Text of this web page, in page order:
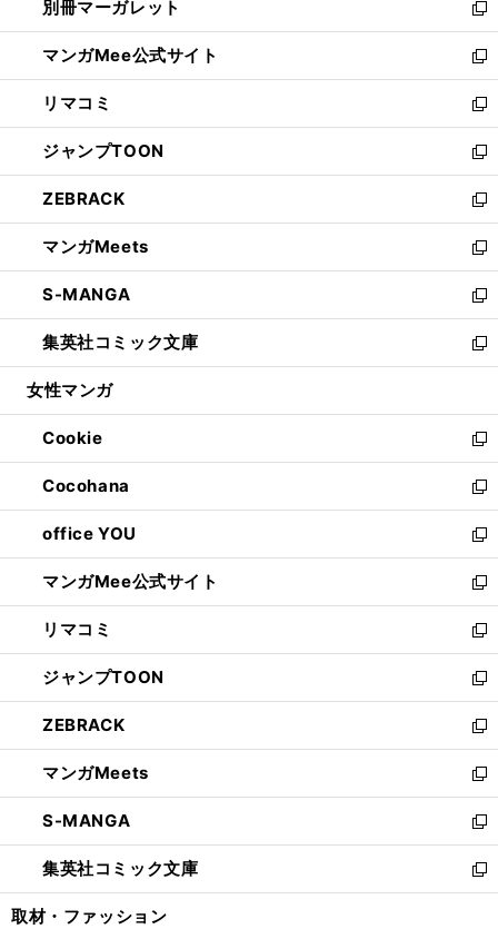
く
で
開
く
ィ
ン
ド
ウ
で
開
く
い
ウ
ィ
ン
ド
ウ
で
開
く
別冊マーガレット
新
し
い
ウ
ィ
ン
ド
ウ
で
開
く
マンガMee公式サイト
新
し
い
ウ
ィ
ン
ド
ウ
で
開
く
リマコミ
新
し
い
ウ
ィ
ン
ド
ウ
で
開
く
ジャンプTOON
新
し
い
ウ
ィ
ン
ド
ウ
で
開
ZEBRACK
新
し
い
ウ
ィ
ン
ド
ウ
開
く
マンガMeets
新
し
い
ウ
ィ
ン
ウ
で
開
く
S-MANGA
新
し
い
ウ
ン
ド
ウ
で
開
く
集英社コミック文庫
新
し
ウ
ィ
ン
ド
ウ
で
開
く
女性マンガ
Cookie
新
し
い
ウ
ィ
ン
ド
ウ
で
開
く
Cocohana
新
し
い
ウ
ィ
ン
ド
ウ
で
開
く
office YOU
新
し
い
ウ
ィ
ン
ド
ウ
で
開
く
マンガMee公式サイト
新
し
い
ウ
ィ
ン
ド
ウ
で
開
く
リマコミ
新
し
い
ウ
ィ
ン
ド
ウ
で
開
く
ジャンプTOON
新
し
い
ウ
ィ
ン
ド
ウ
で
開
ZEBRACK
新
し
い
ウ
ィ
ン
ド
ウ
マンガMeets
新
し
い
ウ
ィ
ン
S-MANGA
新
し
い
ウ
集英社コミック文庫
新
し
取材・ファッション